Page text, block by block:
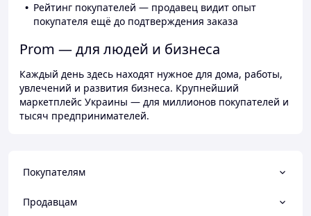
Рейтинг покупателей — продавец видит опыт
покупателя ещё до подтверждения заказа
Prom — для людей и бизнеса
Каждый день здесь находят нужное для дома, работы,
увлечений и развития бизнеса. Крупнейший
маркетплейс Украины — для миллионов покупателей и
тысяч предпринимателей.
Покупателям
Продавцам